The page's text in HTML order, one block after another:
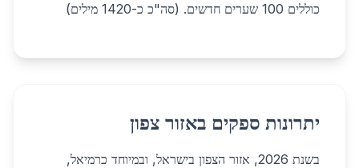
כוללים 100 שערים חדשים. (סה"כ כ-1420 מילים)
יתרונות ספקים באזור צפון
בשנת 2026, אזור הצפון בישראל, ובמיוחד כרמיאל,